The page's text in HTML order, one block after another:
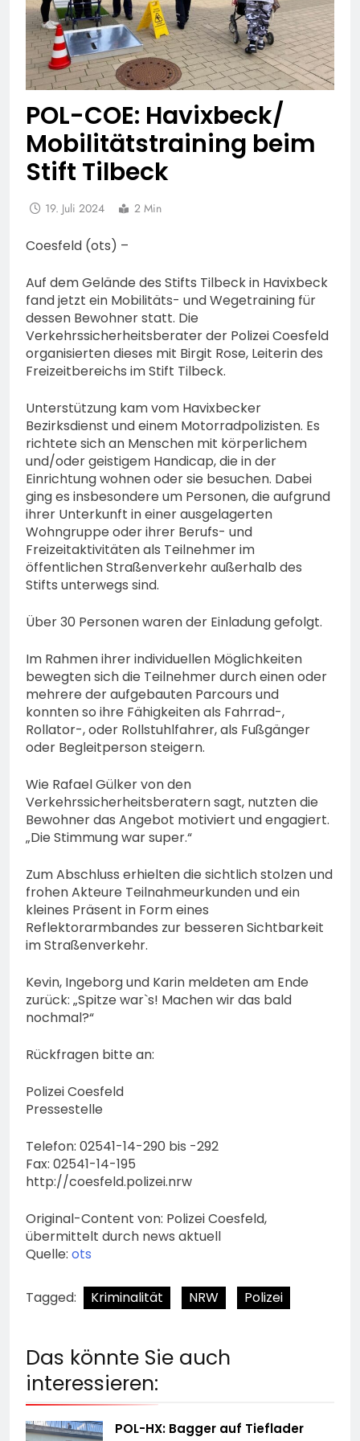
POL-COE: Havixbeck/
Mobilitätstraining beim
Stift Tilbeck
19. Juli 2024 2 Min
Coesfeld (ots) –
Auf dem Gelände des Stifts Tilbeck in Havixbeck
fand jetzt ein Mobilitäts- und Wegetraining für
dessen Bewohner statt. Die
Verkehrssicherheitsberater der Polizei Coesfeld
organisierten dieses mit Birgit Rose, Leiterin des
Freizeitbereichs im Stift Tilbeck.
Unterstützung kam vom Havixbecker
Bezirksdienst und einem Motorradpolizisten. Es
richtete sich an Menschen mit körperlichem
und/oder geistigem Handicap, die in der
Einrichtung wohnen oder sie besuchen. Dabei
ging es insbesondere um Personen, die aufgrund
ihrer Unterkunft in einer ausgelagerten
Wohngruppe oder ihrer Berufs- und
Freizeitaktivitäten als Teilnehmer im
öffentlichen Straßenverkehr außerhalb des
Stifts unterwegs sind.
Über 30 Personen waren der Einladung gefolgt.
Im Rahmen ihrer individuellen Möglichkeiten
bewegten sich die Teilnehmer durch einen oder
mehrere der aufgebauten Parcours und
konnten so ihre Fähigkeiten als Fahrrad-,
Rollator-, oder Rollstuhlfahrer, als Fußgänger
oder Begleitperson steigern.
Wie Rafael Gülker von den
Verkehrssicherheitsberatern sagt, nutzten die
Bewohner das Angebot motiviert und engagiert.
„Die Stimmung war super.“
Zum Abschluss erhielten die sichtlich stolzen und
frohen Akteure Teilnahmeurkunden und ein
kleines Präsent in Form eines
Reflektorarmbandes zur besseren Sichtbarkeit
im Straßenverkehr.
Kevin, Ingeborg und Karin meldeten am Ende
zurück: „Spitze war`s! Machen wir das bald
nochmal?“
Rückfragen bitte an:
Polizei Coesfeld
Pressestelle
Telefon: 02541-14-290 bis -292
Fax: 02541-14-195
http://coesfeld.polizei.nrw
Original-Content von: Polizei Coesfeld,
übermittelt durch news aktuell
Quelle: ots
Tagged: Kriminalität NRW Polizei
Das könnte Sie auch
interessieren:
POL-HX: Bagger auf Tieflader